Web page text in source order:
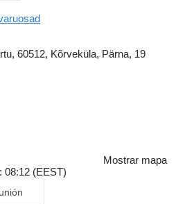
60512, Kõrveküla, Pärna, 19
Mostrar mapa
08:12 (EEST)